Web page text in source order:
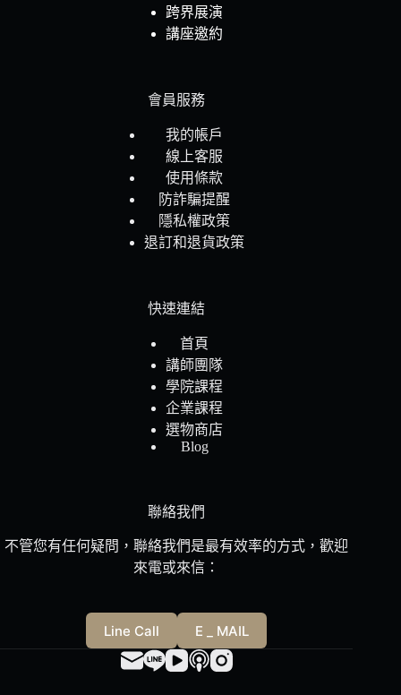
跨界展演
講座邀約
會員服務
我的帳戶
線上客服
使用條款
防詐騙提醒
隱私權政策
退訂和退貨政策
快速連結
首頁
講師團隊
學院課程
企業課程
選物商店
Blog
聯絡我們
不管您有任何疑問，聯絡我們是最有效率的方式，歡迎
來電或來信：
Line Call E _ MAIL